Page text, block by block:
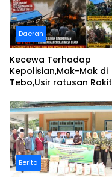
Daerah
Kecewa Terhadap
Kepolisian,Mak-Mak di
Tebo,Usir ratusan Rakit
Berita